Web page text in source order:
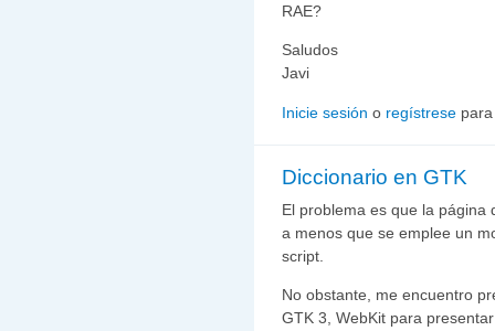
RAE?
Saludos
Javi
Inicie sesión o regístrese
Diccionario en GTK
El problema es que la página
a menos que se emplee un
script.
No obstante, me encuentro
GTK 3, WebKit para